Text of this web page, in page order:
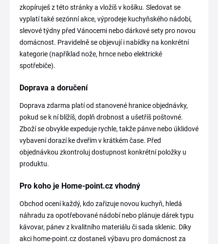
zkopíruješ z této stránky a vložíš v košíku. Sledovat se
vyplatí také sezónní akce, výprodeje kuchyňského nádobí,
slevové týdny před Vánocemi nebo dárkové sety pro novou
domácnost. Pravidelně se objevují i nabídky na konkrétní
kategorie (například nože, hrnce nebo elektrické
spotřebiče).
Doprava a doručení
Doprava zdarma platí od stanovené hranice objednávky,
pokud se k ní blížíš, doplň drobnost a ušetříš poštovné.
Zboží se obvykle expeduje rychle, takže pánve nebo úklidové
vybavení dorazí ke dveřím v krátkém čase. Před
objednávkou zkontroluj dostupnost konkrétní položky u
produktu.
Pro koho je Home-point.cz vhodný
Obchod ocení každý, kdo zařizuje novou kuchyň, hledá
náhradu za opotřebované nádobí nebo plánuje dárek typu
kávovar, pánev z kvalitního materiálu či sada sklenic. Díky
akci home-point.cz dostaneš výbavu pro domácnost za